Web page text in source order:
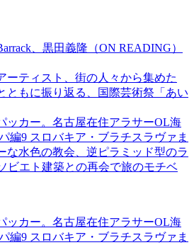
、黒田義隆（ON READING）
ーティスト、街の人々から集めた
ともに振り返る、国際芸術祭「あい
ッカー。名古屋在住アラサーOL海
編9 スロバキア・ブラチスラヴァま
な水色の教会、逆ピラミッド型のラ
ビエト建築との再会で旅のモチベ
ッカー。名古屋在住アラサーOL海
編9 スロバキア・ブラチスラヴァま